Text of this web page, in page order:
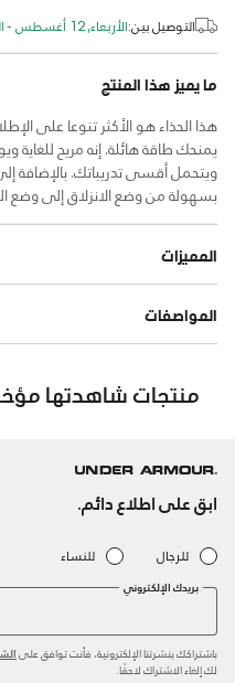
التوصيل بين:الأربعاء, 12 أغسطس - الجمعة, 14 أغسطس
ما يميز هذا المنتج
هذا الحذاء هو الأكثر تنوعا على
يمنحك طاقة هائلة. إنه مريح
ويتحمل أقسى تدريباتك. بالإضافة
بسهولة من وضع الانزلاق إلى وضع
المميزات
المواصفات
منتجات شاهدتها
ابق على اطلاع دائم.
للرجال للنساء
بريدك الإلكتروني
باشتراكك بنشرتنا الإلكترونية، فأنت توافق على
لك إلغاء الاشتراك لاحقًا.